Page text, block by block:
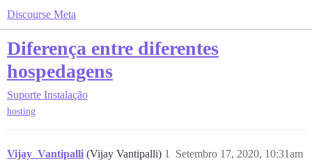
Discourse Meta
Diferença entre diferentes
hospedagens
Suporte Instalação
hosting
Vijay_Vantipalli (Vijay Vantipalli) Setembro 17, 2020, 10:31am
1